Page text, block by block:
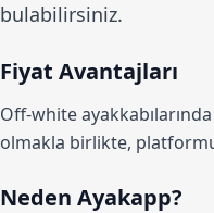
bulabilirsiniz.
Fiyat Avantajları
Off-white
olmakla birlikte,
Neden Ayakapp?